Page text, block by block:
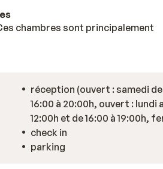
chambres sont principalement
réception (ouvert : samedi
16:00 à 20:00h, ouvert : lundi
12:00h et de 16:00 à 19:00h,
check in
parking